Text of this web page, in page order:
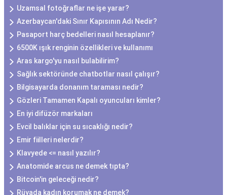
Uzamsal fotoğraflar ne işe yarar?
Azerbaycan'daki Sınır Kapısının Adı Nedir?
Pasaport harç bedelleri nasıl hesaplanır?
6500K ışık renginin özellikleri ve kullanımı
Aras kargo'yu nasıl bulabilirim?
Sağlık sektöründe chatbotlar nasıl çalışır?
Bilgisayarda donanım taraması nedir?
Gözleri Tamamen Kapalı oyuncuları kimler?
En iyi difüzör markaları
Evcil balıklar için su sıcaklığı nedir?
Emir fiilleri nelerdir?
Klavyede <= nasıl yazılır?
Anatomide arcus ne demek tıpta?
Bitcoin'in geleceği nedir?
Rüyada kadın korumak ne demek?